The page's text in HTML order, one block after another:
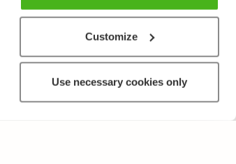
Customize
Use necessary cookies only